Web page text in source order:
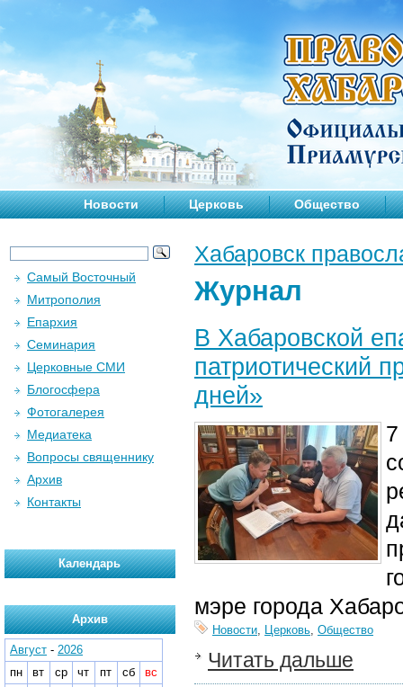
Новости Церковь Общество
Хабаровск
Журнал
В Хабаровской
патриотический
дней»
мэре города
Новости, Церковь, Общество
Читать дальше
Самый Восточный
Митрополия
Епархия
Семинария
Церковные СМИ
Блогосфера
Фотогалерея
Медиатека
Вопросы священнику
Архив
Контакты
Календарь
Архив
Август - 2026
пн
вт ср чт пт сб
вс